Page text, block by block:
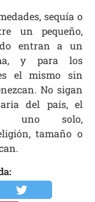
sequía o
un pequeño,
entran a un
y para los
el mismo sin
No sigan
del país, el
uno solo,
tamaño o